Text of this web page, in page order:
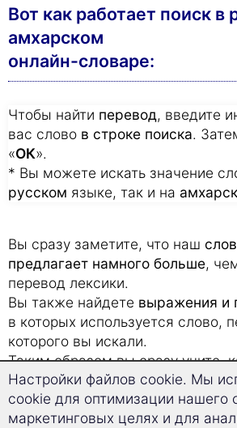
Вот как работает поиск в
амхарском
онлайн-словаре:
Чтобы найти перевод, введите
вас слово в строке поиска.
«ОК».
* Вы можете искать значение
русском языке, так и на
Вы сразу заметите, что наш
предлагает намного больше,
перевод лексики.
Вы также найдете выражения и
в которых используется слово,
которого вы искали.
Таким образом вы сразу учите,
егоиспользовать в различных
Это особенно поможет вам,
работать над переводом с
Настройки файлов cookie. Мы
cookie для оптимизации нашего
маркетинговых целях и для